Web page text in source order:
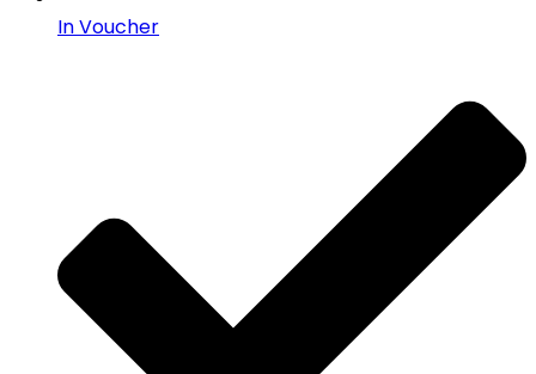
In Voucher